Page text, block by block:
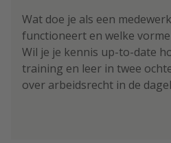
Wat doe je als een
functioneert en welke
Wil je je kennis up-to-date
training en leer in twee
over arbeidsrecht in de